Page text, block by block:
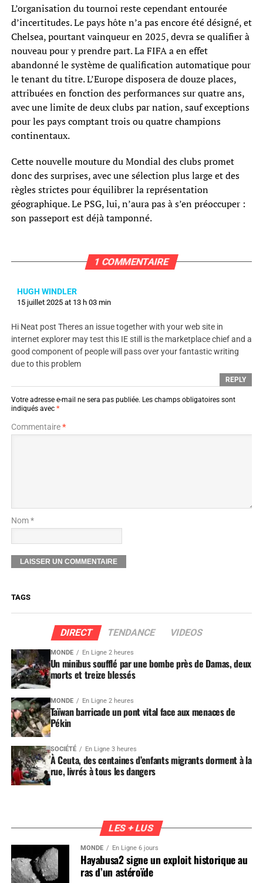
L’organisation du tournoi reste cependant entourée
d’incertitudes. Le pays hôte n’a pas encore été désigné, et
Chelsea, pourtant vainqueur en 2025, devra se qualifier à
nouveau pour y prendre part. La FIFA a en effet
abandonné le système de qualification automatique pour
le tenant du titre. L’Europe disposera de douze places,
attribuées en fonction des performances sur quatre ans,
avec une limite de deux clubs par nation, sauf exceptions
pour les pays comptant trois ou quatre champions
continentaux.
Cette nouvelle mouture du Mondial des clubs promet
donc des surprises, avec une sélection plus large et des
règles strictes pour équilibrer la représentation
géographique. Le PSG, lui, n’aura pas à s’en préoccuper :
son passeport est déjà tamponné.
1 COMMENTAIRE
HUGH WINDLER
15 juillet 2025 at 13 h 03 min
Hi Neat post Theres an issue together with your web site in
internet explorer may test this IE still is the marketplace chief and a
good component of people will pass over your fantastic writing
due to this problem
REPLY
Votre adresse e-mail ne sera pas publiée. Les champs obligatoires sont
indiqués avec *
Commentaire*
Nom *
TAGS
DIRECT TENDANCE VIDEOS
MONDE En Ligne 2 heures
Un minibus soufflé par une bombe près de Damas, deux
morts et treize blessés
MONDE En Ligne 2 heures
Taïwan barricade un pont vital face aux menaces de
Pékin
SOCIÉTÉ En Ligne 3 heures
À Ceuta, des centaines d’enfants migrants dorment à la
rue, livrés à tous les dangers
LES + LUS
MONDE En Ligne 6 jours
Hayabusa2 signe un exploit historique au
ras d’un astéroïde